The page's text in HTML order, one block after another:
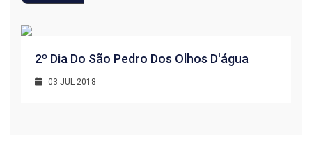
2º Dia Do São Pedro Dos Olhos D'água
03 JUL 2018